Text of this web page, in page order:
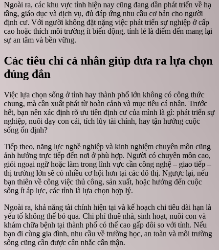
Ngoài ra, các khu vực tỉnh hiện nay cũng đang dần phát triển về hạ
tầng, giáo dục và dịch vụ, đủ đáp ứng nhu cầu cơ bản cho người
định cư. Với người không đặt nặng việc phát triển sự nghiệp ở cấp
cao hoặc thích môi trường ít biến động, tỉnh lẻ là điểm đến mang lại
sự an tâm và bền vững.
Các tiêu chí cá nhân giúp đưa ra lựa chọn
đúng đắn
Việc lựa chọn sống ở tỉnh hay thành phố lớn không có công thức
chung, mà cần xuất phát từ hoàn cảnh và mục tiêu cá nhân. Trước
hết, bạn nên xác định rõ ưu tiên định cư của mình là gì: phát triển sự
nghiệp, nuôi dạy con cái, tích lũy tài chính, hay tận hưởng cuộc
sống ổn định?
Tiếp theo, năng lực nghề nghiệp và kinh nghiệm chuyên môn cũng
ảnh hưởng trực tiếp đến nơi ở phù hợp. Người có chuyên môn cao,
giỏi ngoại ngữ hoặc làm trong lĩnh vực cần công nghệ – giao tiếp –
thị trường lớn sẽ có nhiều cơ hội hơn tại các đô thị. Ngược lại, nếu
bạn thiên về công việc thủ công, sản xuất, hoặc hướng đến cuộc
sống ít áp lực, các tỉnh là lựa chọn hợp lý.
Ngoài ra, khả năng tài chính hiện tại và kế hoạch chi tiêu dài hạn là
yếu tố không thể bỏ qua. Chi phí thuê nhà, sinh hoạt, nuôi con và
khám chữa bệnh tại thành phố có thể cao gấp đôi so với tỉnh. Nếu
bạn đi cùng gia đình, nhu cầu về trường học, an toàn và môi trường
sống cũng cần được cân nhắc cẩn thận.